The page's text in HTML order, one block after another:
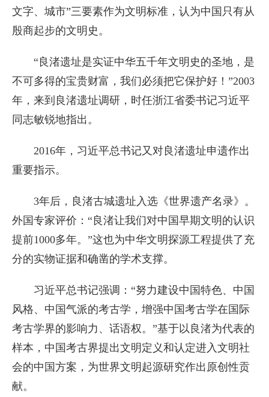
文字、城市”三要素作为文明标准，认为中国只有从
殷商起步的文明史。
“良渚遗址是实证中华五千年文明史的圣地，是
不可多得的宝贵财富，我们必须把它保护好！”2003
年，来到良渚遗址调研，时任浙江省委书记习近平
同志敏锐地指出。
2016年，习近平总书记又对良渚遗址申遗作出
重要指示。
3年后，良渚古城遗址入选《世界遗产名录》。
外国专家评价：“良渚让我们对中国早期文明的认识
提前1000多年。”这也为中华文明探源工程提供了充
分的实物证据和确凿的学术支撑。
习近平总书记强调：“努力建设中国特色、中国
风格、中国气派的考古学，增强中国考古学在国际
考古学界的影响力、话语权。”基于以良渚为代表的
样本，中国考古界提出文明定义和认定进入文明社
会的中国方案，为世界文明起源研究作出原创性贡
献。